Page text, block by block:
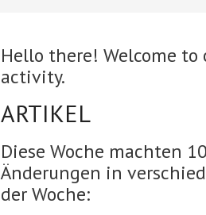
Hello there! Welcome
activity.
ARTIKEL
Diese Woche machten
Änderungen in
der Woche: